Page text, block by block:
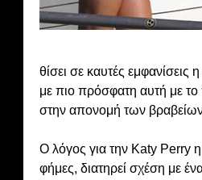
θίσει σε καυτές εμφανίσεις
με πιο πρόσφατη αυτή με
στην απονομή των
Ο λόγος για την Katy Perry
φήμες, διατηρεί σχέση με